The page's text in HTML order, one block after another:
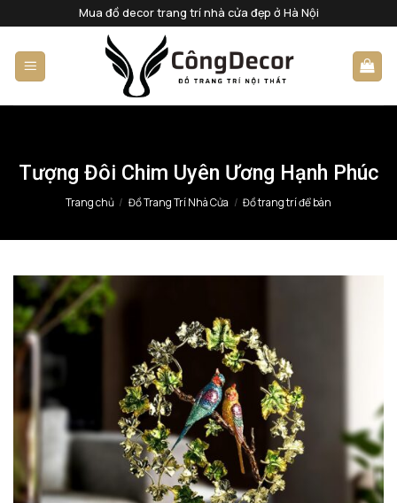
qua
nội
dung
Mua đồ decor trang trí nhà cửa đẹp ở Hà Nội
Tượng Đôi Chim Uyên Ương Hạnh Phúc
Trang chủ / Đồ Trang Trí Nhà Cửa / Đồ trang trí để bàn